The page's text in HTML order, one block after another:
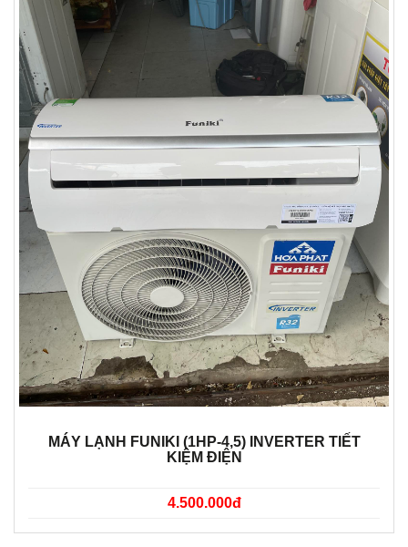
MÁY LẠNH FUNIKI (1HP-4,5) INVERTER TIẾT
KIỆM ĐIỆN
4.500.000đ